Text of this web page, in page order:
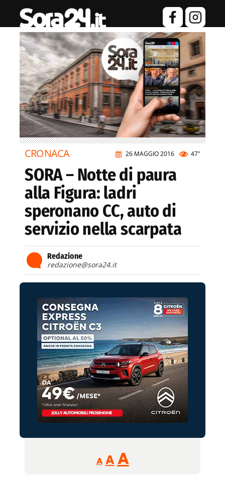
26 MAGGIO 2016 47"
CRONACA
SORA – Notte di paura
alla Figura: ladri
speronano CC, auto di
servizio nella scarpata
Redazione
redazione@sora24.it
A
Reducir
tamaño
A Restablecer
AAumentar